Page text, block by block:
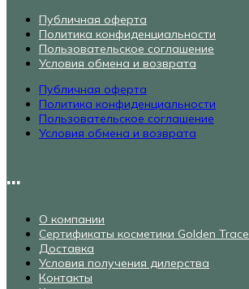
Публичная оферта
Политика конфиденциальности
Пользовательское соглашение
Условия обмена и возврата
Публичная оферта
Политика конфиденциальности
Пользовательское соглашение
Условия обмена и возврата
...
О компании
Сертификаты косметики Golden Trace
Доставка
Условия получения дилерства
Контакты